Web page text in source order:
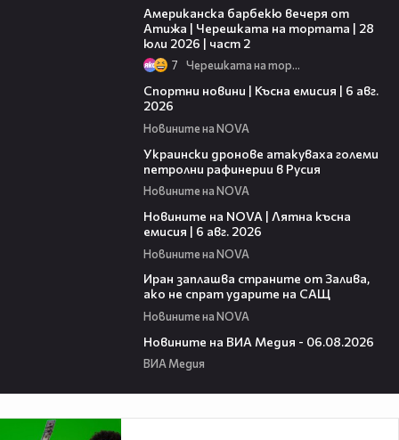
Американска барбекю вечеря от
Атижа | Черешката на тортата | 28
юли 2026 | част 2
7 Черешката на тортата
Спортни новини | Късна емисия | 6 авг.
2026
Новините на NOVA
Украински дронове атакуваха големи
петролни рафинерии в Русия
Новините на NOVA
Новините на NOVA | Лятна късна
емисия | 6 авг. 2026
Новините на NOVA
Иран заплашва страните от Залива,
ако не спрат ударите на САЩ
Новините на NOVA
Новините на ВИА Медия - 06.08.2026
ВИА Медия